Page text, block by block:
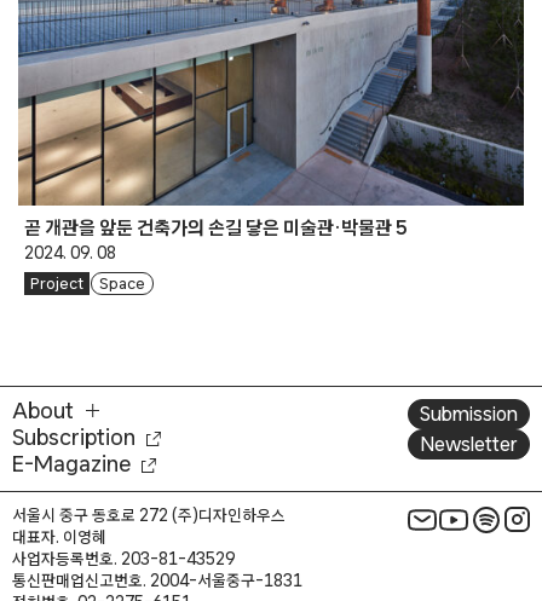
곧 개관을 앞둔 건축가의 손길 닿은 미술관·박물관 5
2024. 09. 08
Project Space
About
Subscription
E-Magazine
Submission
Newsletter
서울시 중구 동호로 272 (주)디자인하우스
대표자. 이영혜
사업자등록번호. 203-81-43529
통신판매업신고번호. 2004-서울중구-1831